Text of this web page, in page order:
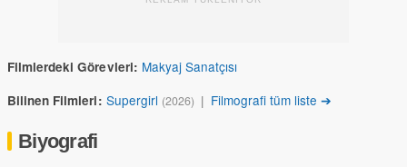
Filmlerdeki Görevleri: Makyaj Sanatçısı
Bilinen Filmleri: Supergirl (2026) | Filmografi tüm liste ➔
Biyografi